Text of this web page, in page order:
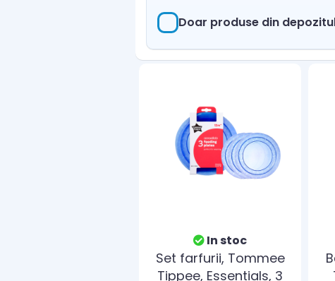
Doar produse din
In stoc
Set farfurii, Tommee
Tippee, Essentials, 3